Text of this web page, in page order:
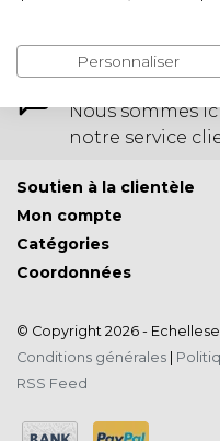
organisez le
Des questions?
Nous sommes
notre service
Soutien à la clientèle
Mon compte
Catégories
Coordonnées
© Copyright 2026 -
Conditions générales
RSS Feed
Personnaliser